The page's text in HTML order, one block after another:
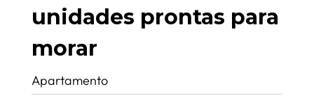
unidades prontas para
morar
Apartamento